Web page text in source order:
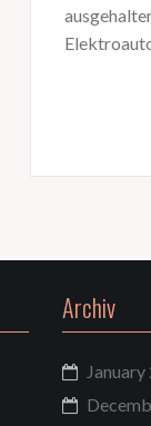
Archiv
January